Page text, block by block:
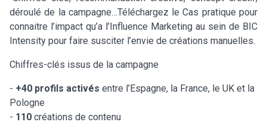
déroulé de la campagne…Téléchargez le Cas pratique pour
connaitre l’impact qu’a l’Influence Marketing au sein de BIC
Intensity pour faire susciter l’envie de créations manuelles.
Chiffres-clés issus de la campagne
- +40 profils activés entre l’Espagne, la France, le UK et la
Pologne
- 110 créations de contenu